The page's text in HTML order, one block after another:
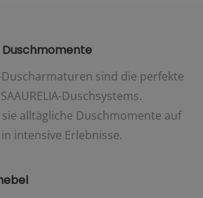
Duscharmaturen sind die perfekte
Duschsystems.
alltägliche Duschmomente auf
intensive Erlebnisse.